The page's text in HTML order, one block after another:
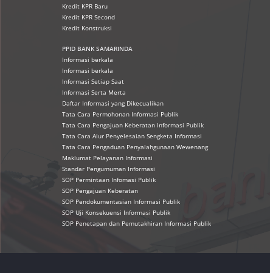
Kredit KPR Baru
Kredit KPR Second
Kredit Konstruksi
PPID BANK SAMARINDA
Informasi berkala
Informasi berkala
Informasi Setiap Saat
Informasi Serta Merta
Daftar Informasi yang Dikecualikan
Tata Cara Permohonan Informasi Publik
Tata Cara Pengajuan Keberatan Informasi Publik
Tata Cara Alur Penyelesaian Sengketa Informasi
Tata Cara Pengaduan Penyalahgunaan Wewenang
Maklumat Pelayanan Informasi
Standar Pengumuman Informasi
SOP Permintaan Infomasi Publik
SOP Pengajuan Keberatan
SOP Pendokumentasian Informasi Publik
SOP Uji Konsekuensi Informasi Publik
SOP Penetapan dan Pemutakhiran Informasi Publik